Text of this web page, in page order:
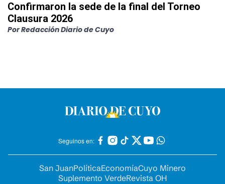
Confirmaron la sede de la final del Torneo
Clausura 2026
PorRedacción Diario de Cuyo
Seguinos en:
San JuanPolíticaEconomíaCuyo Minero
Suplemento VerdeRevista OH